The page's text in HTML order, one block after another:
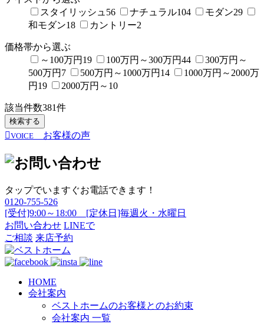
スタイリッシュ 56 ナチュラル104 モダン29
和モダン18 カントリー2
価格帯から選ぶ
～100万円 19 100万円～300万円44
300万円～
500万円 7 500万円～1000万円 14
1000万円～2000万
円 19 2000万円～ 10
該当件数381件
検索する
VOICE
お客様の声
タップでいますぐお電話できます！
0120-755-526
[受付]9:00～18:00 [定休日]毎週火・水曜日
お問い合わせ LINEで
ご相談 来店予約
HOME
会社案内
ベストホームのお客様とのお約束
会社案内 一覧